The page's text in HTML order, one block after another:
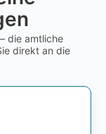
die amtliche
direkt an die